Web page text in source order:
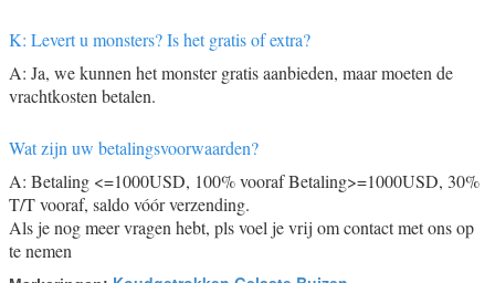
K: Levert u monsters? Is het gratis of extra?
A: Ja, we kunnen het monster gratis aanbieden, maar moeten de
vrachtkosten betalen.
Wat zijn uw betalingsvoorwaarden?
A: Betaling <=1000USD, 100% vooraf Betaling>=1000USD, 30%
T/T vooraf, saldo vóór verzending.
Als je nog meer vragen hebt, pls voel je vrij om contact met ons op
te nemen